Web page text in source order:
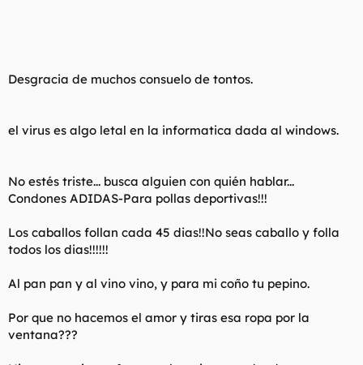
Desgracia de muchos consuelo de tontos.
el virus es algo letal en la informatica dada al windows.
No estés triste... busca alguien con quién hablar...
Condones ADIDAS-Para pollas deportivas!!!
Los caballos follan cada 45 dias!!No seas caballo y folla
todos los dias!!!!!!
Al pan pan y al vino vino, y para mi coño tu pepino.
Por que no hacemos el amor y tiras esa ropa por la
ventana???